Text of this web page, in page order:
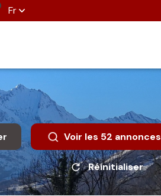
Fr
Voir les 52 annonces
Réinitialiser